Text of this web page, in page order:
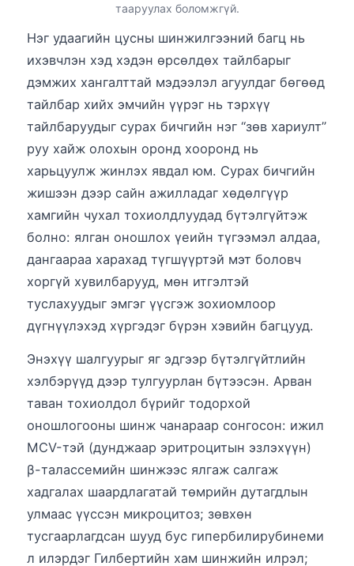
тааруулах боломжгүй.
Нэг удаагийн цусны шинжилгээний багц нь
ихэвчлэн хэд хэдэн өрсөлдөх тайлбарыг
дэмжих хангалттай мэдээлэл агуулдаг бөгөөд
тайлбар хийх эмчийн үүрэг нь тэрхүү
тайлбаруудыг сурах бичгийн нэг “зөв хариулт”
руу хайж олохын оронд хооронд нь
харьцуулж жинлэх явдал юм. Сурах бичгийн
жишээн дээр сайн ажилладаг хөдөлгүүр
хамгийн чухал тохиолдлуудад бүтэлгүйтэж
болно: ялган оношлох үеийн түгээмэл алдаа,
дангаараа харахад түгшүүртэй мэт боловч
хоргүй хувилбарууд, мөн итгэлтэй
туслахуудыг эмгэг үүсгэж зохиомлоор
дүгнүүлэхэд хүргэдэг бүрэн хэвийн багцууд.
Энэхүү шалгуурыг яг эдгээр бүтэлгүйтлийн
хэлбэрүүд дээр тулгуурлан бүтээсэн. Арван
таван тохиолдол бүрийг тодорхой
оношлогооны шинж чанараар сонгосон: ижил
MCV-тэй (дунджаар эритроцитын эзлэхүүн)
β-талассемийн шинжээс ялгаж салгаж
хадгалах шаардлагатай төмрийн дутагдлын
улмаас үүссэн микроцитоз; зөвхөн
тусгаарлагдсан шууд бус гипербилирубинеми
л илэрдэг Гилбертийн хам шинжийн илрэл;